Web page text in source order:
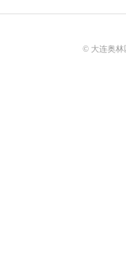
© 大连奥林